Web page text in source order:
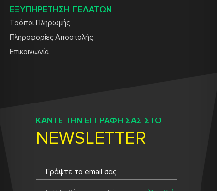
ΕΞΥΠΗΡΕΤΗΣΗ ΠΕΛΑΤΩΝ
Τρόποι Πληρωμής
Πληροφορίες Αποστολής
Επικοινωνία
ΚΑΝΤΕ ΤΗΝ ΕΓΓΡΑΦΗ ΣΑΣ ΣΤΟ
NEWSLETTER